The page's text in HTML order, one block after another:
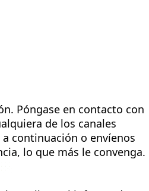
Póngase en contacto con
de los canales
continuación o envíenos
lo que más le convenga.